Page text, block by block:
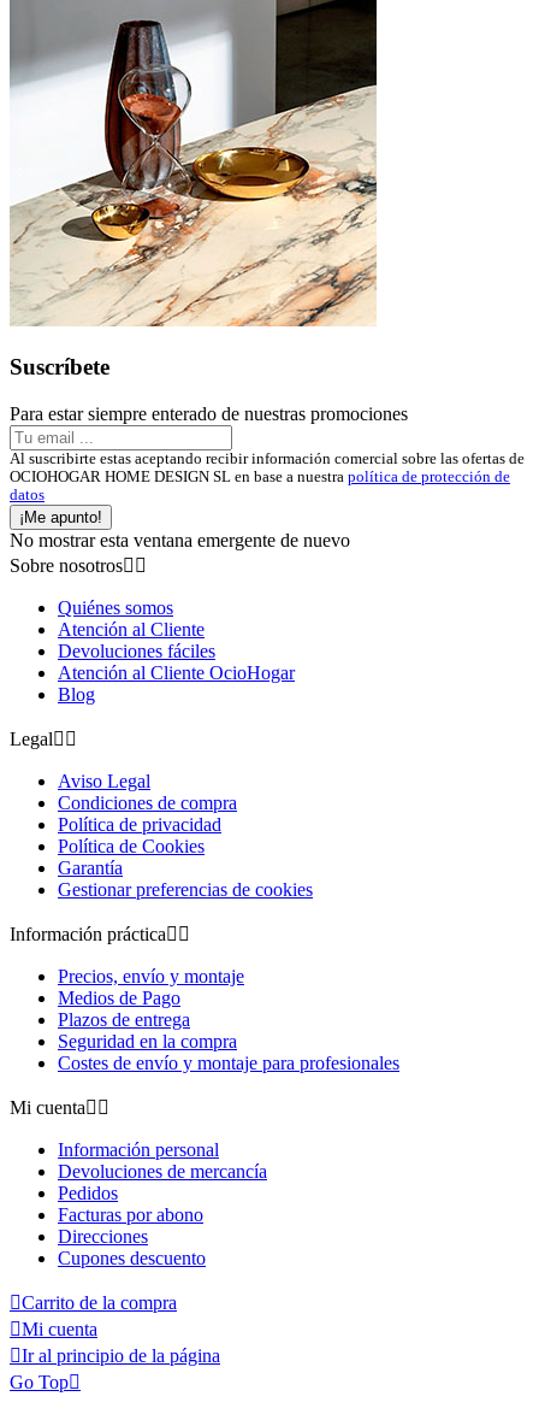
Suscríbete
Para estar siempre enterado de nuestras promociones
Al suscribirte estas aceptando recibir información comercial sobre las ofertas de
OCIOHOGAR HOME DESIGN SL en base a nuestra política de protección de
datos
¡Me apunto!
No mostrar esta ventana emergente de nuevo
Sobre nosotros 
Quiénes somos
Atención al Cliente
Devoluciones fáciles
Atención al Cliente OcioHogar
Blog
Legal 
Aviso Legal
Condiciones de compra
Política de privacidad
Política de Cookies
Garantía
Gestionar preferencias de cookies
Información práctica 
Precios, envío y montaje
Medios de Pago
Plazos de entrega
Seguridad en la compra
Costes de envío y montaje para profesionales
Mi cuenta 
Información personal
Devoluciones de mercancía
Pedidos
Facturas por abono
Direcciones
Cupones descuento
Carrito de la compra
Mi cuenta
Ir al principio de la página
Go Top